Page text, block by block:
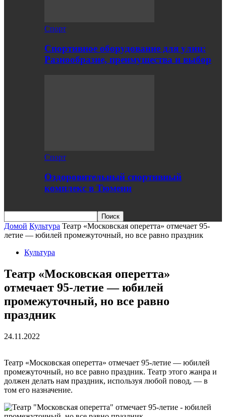
Спорт
Спортивное оборудование для улиц:
Разнообразие, преимущества и выбор
Спорт
Оздоровительный спортивный
комплекс в Тюмени
Домой Культура Театр «Московская оперетта» отмечает 95-
летие — юбилей промежуточный, но все равно праздник
Культура
Театр «Московская оперетта»
отмечает 95-летие — юбилей
промежуточный, но все равно
праздник
24.11.2022
Театр «Московская оперетта» отмечает 95-летие — юбилей
промежуточный, но все равно праздник. Театр этого жанра и
должен делать нам праздник, используя любой повод, — в
том его назначение.